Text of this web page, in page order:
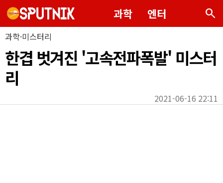
과학 엔터 search
과학·미스터리
한겹 벗겨진 '고속전파폭발' 미스터
리
2021-06-16 22:11